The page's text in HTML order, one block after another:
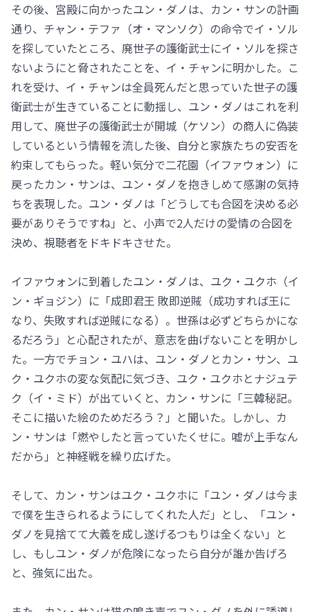
その後、宮殿に向かったユン・ダノは、カン・サンの計画
通り、チャン・テファ（オ・マンソク）の命令でイ・ソル
を探していたところ、廃世子の護衛武士にイ・ソルを探さ
ないようにと脅されたことを、イ・チャンに明かした。こ
れを受け、イ・チャンは全員死んだと思っていた世子の護
衛武士が生きていることに動揺し、ユン・ダノはこれを利
用して、廃世子の護衛武士が開城（ケソン）の商人に偽装
しているという情報を流した後、自分と家族たちの安否を
約束してもらった。軽い気分で二花園（イファウォン）に
戻ったカン・サンは、ユン・ダノを抱きしめて感謝の気持
ちを表現した。ユン・ダノは「どうしても合図を決める必
要がありそうですね」と、小声で2人だけの愛情の合図を
決め、視聴者をドキドキさせた。
イファウォンに到着したユン・ダノは、ユク・ユクホ（イ
ン・ギョジン）に「成即君王 敗即逆賊（成功すれば王に
なり、失敗すれば逆賊になる）。世孫は必ずどちらかにな
るだろう」と心配されたが、意志を曲げないことを明かし
た。一方でチョン・ユハは、ユン・ダノとカン・サン、ユ
ク・ユクホの変な気配に気づき、ユク・ユクホとナジュテ
ク（イ・ミド）が出ていくと、カン・サンに「三韓秘記。
そこに描いた絵のためだろう？」と聞いた。しかし、カ
ン・サンは「燃やしたと言っていたくせに。嘘が上手なん
だから」と神経戦を繰り広げた。
そして、カン・サンはユク・ユクホに「ユン・ダノは今ま
で僕を生きられるようにしてくれた人だ」とし、「ユン・
ダノを見捨てて大義を成し遂げるつもりは全くない」と
し、もしユン・ダノが危険になったら自分が誰か告げろ
と、強気に出た。